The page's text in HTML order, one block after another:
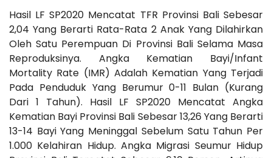
Hasil LF SP2020 Mencatat TFR Provinsi Bali Sebesar
2,04 Yang Berarti Rata-Rata 2 Anak Yang Dilahirkan
Oleh Satu Perempuan Di Provinsi Bali Selama Masa
Reproduksinya. Angka Kematian Bayi/Infant
Mortality Rate (IMR) Adalah Kematian Yang Terjadi
Pada Penduduk Yang Berumur 0-11 Bulan (Kurang
Dari 1 Tahun). Hasil LF SP2020 Mencatat Angka
Kematian Bayi Provinsi Bali Sebesar 13,26 Yang Berarti
13-14 Bayi Yang Meninggal Sebelum Satu Tahun Per
1.000 Kelahiran Hidup. Angka Migrasi Seumur Hidup